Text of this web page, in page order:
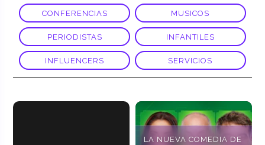
CONFERENCIAS MUSICOS
PERIODISTAS INFANTILES
INFLUENCERS SERVICIOS
LA NUEVA COMEDIA DE